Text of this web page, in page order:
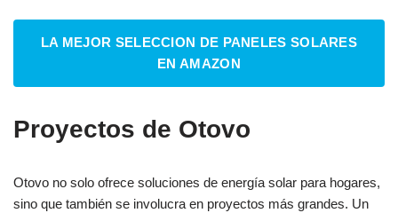
LA MEJOR SELECCION DE PANELES SOLARES
EN AMAZON
Proyectos de Otovo
Otovo no solo ofrece soluciones de energía solar para hogares,
sino que también se involucra en proyectos más grandes. Un